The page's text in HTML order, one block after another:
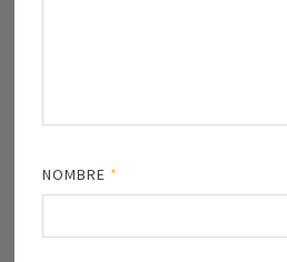
NOMBRE *